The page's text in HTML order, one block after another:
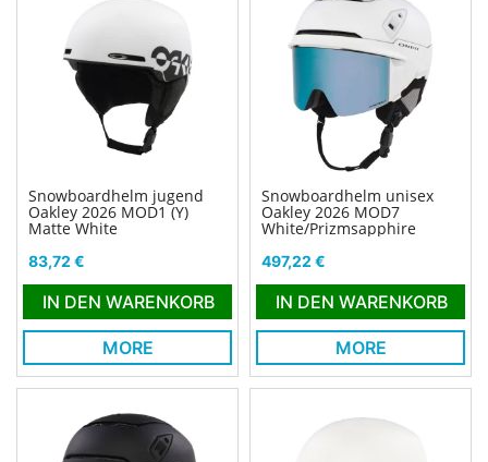
Snowboardhelm jugend
Oakley 2026 MOD1 (Y)
Matte White
Preis
83,72 €
IN DEN WARENKORB
MORE
Snowboardhelm unisex
Oakley 2026 MOD7
White/Prizmsapphire
Preis
497,22 €
IN DEN WARENKORB
MORE